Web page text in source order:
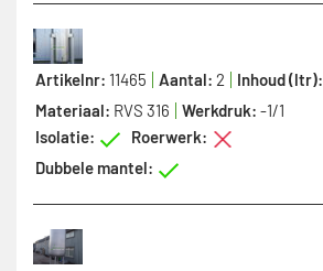
Artikelnr: 11465 Aantal: 2 Inhoud (ltr):
Materiaal: RVS 316 Werkdruk: -1/1
Isolatie:
Roerwerk:
Dubbele mantel: